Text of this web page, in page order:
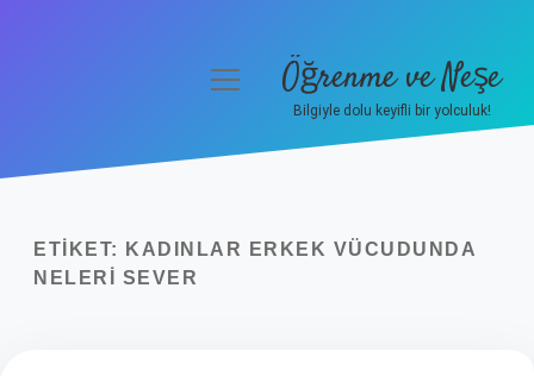
Yasal Uyarı
menüyüÖğrenme ve Neşe
Bilgiyle dolu keyifli bir yolculuk!
ETIKET:
KADINLAR ERKEK VÜCUDUNDA
NELERI SEVER